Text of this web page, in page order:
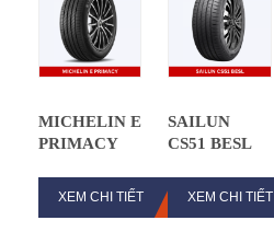
MICHELIN E
PRIMACY
XEM CHI TIẾT
SAILUN
CS51 BESL
XEM CHI TIẾT